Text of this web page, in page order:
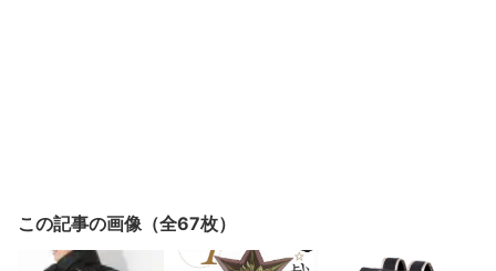
この記事の画像（全67枚）